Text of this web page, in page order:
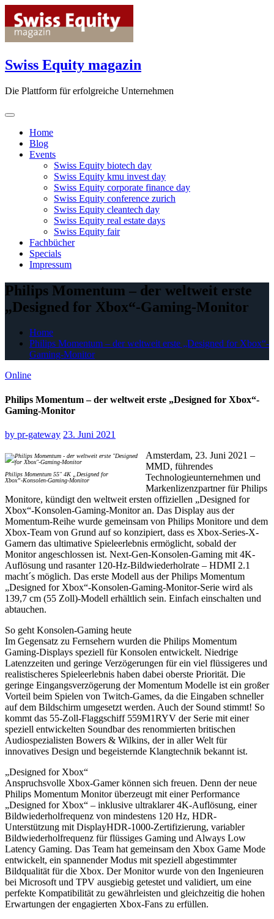
content
Swiss Equity magazin
Die Plattform für erfolgreiche Unternehmen
Home
Blog
Events
Swiss Equity biotech day
Swiss Equity kmu invest day
Swiss Equity corporate finance day
Swiss Equity conference zurich
Swiss Equity cleantech day
Swiss Equity real estate days
Swiss Equity fair
Fachbücher
Specials
Impressum
Philips Momentum – der weltweit erste
„Designed for Xbox“-Gaming-Monitor
Home
Philips Momentum – der weltweit erste „Designed for Xbox“-
Gaming-Monitor
Online
Philips Momentum – der weltweit erste „Designed for Xbox“-
Gaming-Monitor
by pr-gateway 23. Juni 2021
Philips Momentum 55″ 4K „Designed for
Xbox”-Konsolen-Gaming-Monitor
Amsterdam, 23. Juni 2021 –
MMD, führendes
Technologieunternehmen und
Markenlizenzpartner für Philips
Monitore, kündigt den weltweit ersten offiziellen „Designed for
Xbox“-Konsolen-Gaming-Monitor an. Das Display aus der
Momentum-Reihe wurde gemeinsam von Philips Monitore und dem
Xbox-Team von Grund auf so konzipiert, dass es Xbox-Series-X-
Gamern das ultimative Spieleerlebnis ermöglicht, sobald der
Monitor angeschlossen ist. Next-Gen-Konsolen-Gaming mit 4K-
Auflösung und rasanter 120-Hz-Bildwiederholrate – HDMI 2.1
macht´s möglich. Das erste Modell aus der Philips Momentum
„Designed for Xbox“-Konsolen-Gaming-Monitor-Serie wird als
139,7 cm (55 Zoll)-Modell erhältlich sein. Einfach einschalten und
abtauchen.
So geht Konsolen-Gaming heute
Im Gegensatz zu Fernsehern wurden die Philips Momentum
Gaming-Displays speziell für Konsolen entwickelt. Niedrige
Latenzzeiten und geringe Verzögerungen für ein viel flüssigeres und
realistischeres Spieleerlebnis haben dabei oberste Priorität. Die
geringe Eingangsverzögerung der Momentum Modelle ist ein großer
Vorteil beim Spielen von Twitch-Games, da die Eingaben schneller
auf dem Bildschirm umgesetzt werden. Auch der Sound stimmt! So
kommt das 55-Zoll-Flaggschiff 559M1RYV der Serie mit einer
speziell entwickelten Soundbar des renommierten britischen
Audiospezialisten Bowers & Wilkins, der in aller Welt für
innovatives Design und begeisternde Klangtechnik bekannt ist.
„Designed for Xbox“
Anspruchsvolle Xbox-Gamer können sich freuen. Denn der neue
Philips Momentum Monitor überzeugt mit einer Performance
„Designed for Xbox“ – inklusive ultraklarer 4K-Auflösung, einer
Bildwiederholfrequenz von mindestens 120 Hz, HDR-
Unterstützung mit DisplayHDR-1000-Zertifizierung, variabler
Bildwiederholfrequenz für flüssiges Gaming und Always Low
Latency Gaming. Das Team hat gemeinsam den Xbox Game Mode
entwickelt, ein spannender Modus mit speziell abgestimmter
Bildqualität für die Xbox. Der Monitor wurde von den Ingenieuren
bei Microsoft und TPV ausgiebig getestet und validiert, um eine
perfekte Kompatibilität zu gewährleisten und gleichzeitig die hohen
Erwartungen der engagierten Xbox-Fans zu erfüllen.